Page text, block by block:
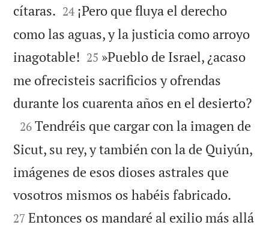
cítaras. 

24 ¡Pero que fluya el derecho
como las aguas, y la justicia como arroyo
inagotable! 

25 »Pueblo de Israel, ¿acaso
me ofrecisteis sacrificios y ofrendas
durante los cuarenta años en el desierto?

26 Tendréis que cargar con la imagen de
Sicut, su rey, y también con la de Quiyún,
imágenes de esos dioses astrales que
vosotros mismos os habéis fabricado.
27 Entonces os mandaré al exilio más allá